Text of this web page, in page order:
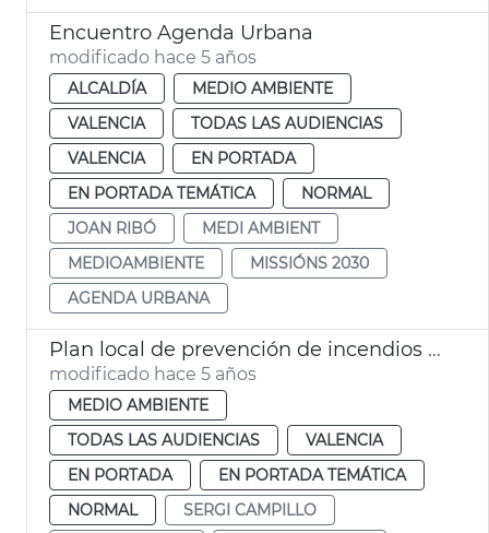
Encuentro Agenda Urbana
modificado hace 5 años
ALCALDÍA
MEDIO AMBIENTE
VALENCIA
TODAS LAS AUDIENCIAS
VALENCIA
EN PORTADA
EN PORTADA TEMÁTICA
NORMAL
JOAN RIBÓ
MEDI AMBIENT
MEDIOAMBIENTE
MISSIÓNS 2030
AGENDA URBANA
Plan local de prevención de incendios forestales
modificado hace 5 años
MEDIO AMBIENTE
TODAS LAS AUDIENCIAS
VALENCIA
EN PORTADA
EN PORTADA TEMÁTICA
NORMAL
SERGI CAMPILLO